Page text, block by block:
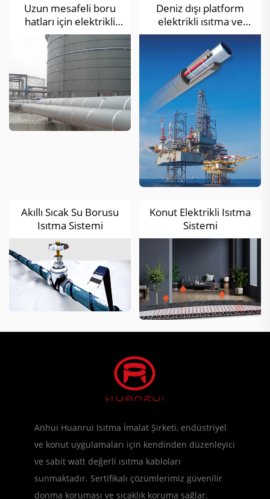
Uzun mesafeli boru
hatları için elektrikli
ısıtma antifrizi ve
termal izolasyon
Deniz dışı platform
elektrikli ısıtma ve
antifriz çözümü
Akıllı Sıcak Su Borusu
Isıtma Sistemi
Konut Elektrikli Isıtma
Sistemi
Anhui Huanrui Isıtma İmalat Şirketi, endüstriyel
ve konut uygulamaları için kendinden düzenleyici
ve sabit watt değerli ısıtma kabloları
sunmaktadır. Sertifikalı çözümlerimiz güvenilir
donma koruması ve sıcaklık koruma sağlar.